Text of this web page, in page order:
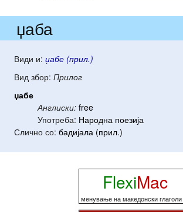
џаба
Види и: џабе (прил.)
Вид збор: Прилог
џабе
Англиски: free
Употреба: Народна поезија
Слично со: бадијала (прил.)
FlexiMac
менување на македонски глаголи